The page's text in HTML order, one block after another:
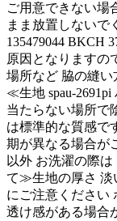
ご用意できない場
まま放置しないで
135479044 BKCH
原因となりますの
場所など 脇の縫
≪生地 spau-
当たらない場所で
は標準的な質感で
期が異なる場合が
以外 お洗濯の際
て≫生地の厚さ 淡
にご注意ください
透け感がある場合